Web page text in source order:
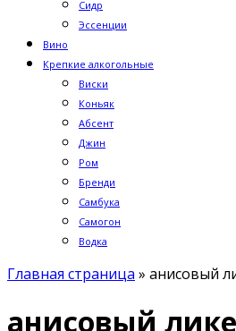
Сидр
Эссенции
Вино
Крепкие алкогольные
Виски
Коньяк
Абсент
Джин
Ром
Бренди
Самбука
Самогон
Водка
Главная страница » анисовый
анисовый